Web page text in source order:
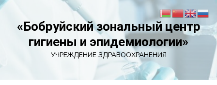
Перейти
содержимому
«Бобруйский зональный центр
гигиены и эпидемиологии»
УЧРЕЖДЕНИЕ ЗДРАВООХРАНЕНИЯ